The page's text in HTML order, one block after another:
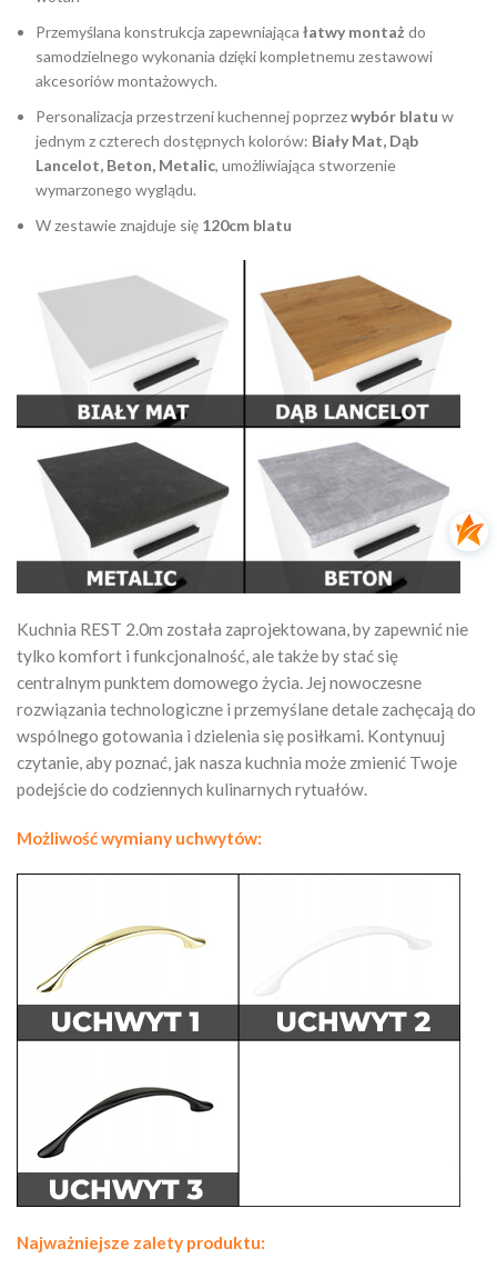
Przemyślana konstrukcja zapewniająca łatwy montaż do
samodzielnego wykonania dzięki kompletnemu zestawowi
akcesoriów montażowych.
Personalizacja przestrzeni kuchennej poprzezwybór blatu w
jednym z czterech dostępnych kolorów: Biały Mat, Dąb
Lancelot, Beton, Metalic, umożliwiająca stworzenie
wymarzonego wyglądu.
W zestawie znajduje się 120cm blatu
Kuchnia REST 2.0m została zaprojektowana, by zapewnić nie
tylko komfort i funkcjonalność, ale także by stać się
centralnym punktem domowego życia. Jej nowoczesne
rozwiązania technologiczne i przemyślane detale zachęcają do
wspólnego gotowania i dzielenia się posiłkami. Kontynuuj
czytanie, aby poznać, jak nasza kuchnia może zmienić Twoje
podejście do codziennych kulinarnych rytuałów.
Możliwość wymiany uchwytów:
Najważniejsze zalety produktu: